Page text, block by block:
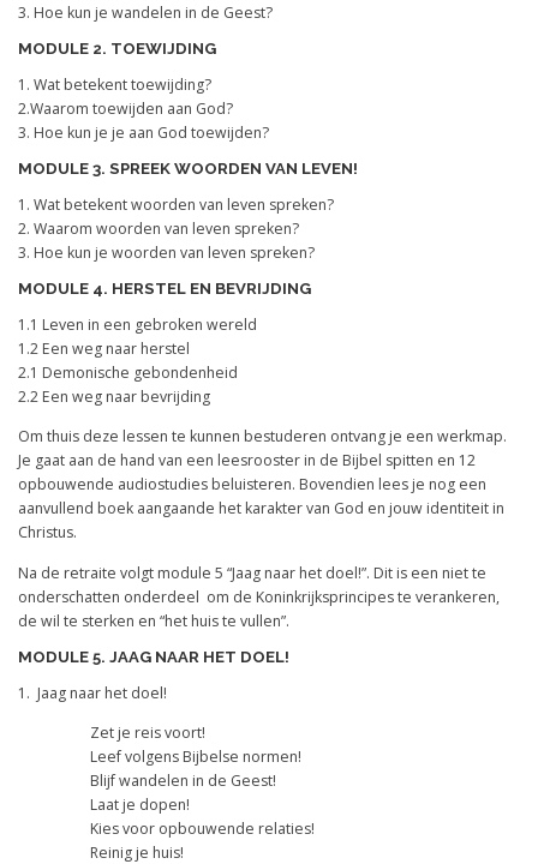
3. Hoe kun je wandelen in de Geest?
MODULE 2. TOEWIJDING
1. Wat betekent toewijding?
2.Waarom toewijden aan God?
3. Hoe kun je je aan God toewijden?
MODULE 3. SPREEK WOORDEN VAN LEVEN!
1. Wat betekent woorden van leven spreken?
2. Waarom woorden van leven spreken?
3. Hoe kun je woorden van leven spreken?
MODULE 4. HERSTEL EN BEVRIJDING
1.1 Leven in een gebroken wereld
1.2 Een weg naar herstel
2.1 Demonische gebondenheid
2.2 Een weg naar bevrijding
Om thuis deze lessen te kunnen bestuderen ontvang je een werkmap.
Je gaat aan de hand van een leesrooster in de Bijbel spitten en 12
opbouwende audiostudies beluisteren. Bovendien lees je nog een
aanvullend boek aangaande het karakter van God en jouw identiteit in
Christus.
Na de retraite volgt module 5 “Jaag naar het doel!”. Dit is een niet te
onderschatten onderdeel om de Koninkrijksprincipes te verankeren,
de wil te sterken en “het huis te vullen”.
MODULE 5. JAAG NAAR HET DOEL!
1. Jaag naar het doel!
Zet je reis voort!
Leef volgens Bijbelse normen!
Blijf wandelen in de Geest!
Laat je dopen!
Kies voor opbouwende relaties!
Reinig je huis!